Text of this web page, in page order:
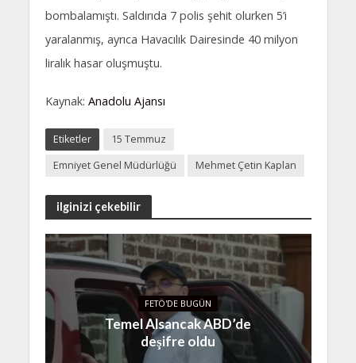
bombalamıştı. Saldırıda 7 polis şehit olurken 5’i
yaralanmış, ayrıca Havacılık Dairesinde 40 milyon
liralık hasar oluşmuştu.
Kaynak: Anadolu Ajansı
Etiketler
15 Temmuz
Emniyet Genel Müdürlüğü
Mehmet Çetin Kaplan
ilginizi çekebilir
FETÖ'DE BUGÜN
Temel Alsancak ABD’de
deşifre oldu